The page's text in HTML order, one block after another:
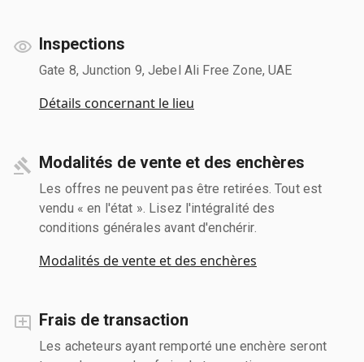
Inspections
Gate 8, Junction 9, Jebel Ali Free Zone, UAE
Détails concernant le lieu
Modalités de vente et des enchères
Les offres ne peuvent pas être retirées. Tout est
vendu « en l'état ». Lisez l'intégralité des
conditions générales avant d'enchérir.
Modalités de vente et des enchères
Frais de transaction
Les acheteurs ayant remporté une enchère seront